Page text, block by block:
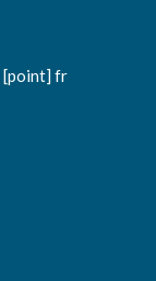
[point] fr